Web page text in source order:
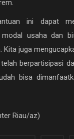
ini dapat
usaha dan
Kita juga
berpartisipasi
bisa
Riau/az)